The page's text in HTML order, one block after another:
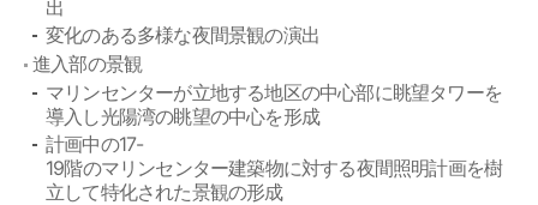
出
変化のある多様な夜間景観の演出
進入部の景観
マリンセンターが立地する地区の中心部に眺望タワーを
導入し光陽湾の眺望の中心を形成
計画中の17-
19階のマリンセンター建築物に対する夜間照明計画を樹
立して特化された景観の形成